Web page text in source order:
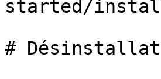
started/
#